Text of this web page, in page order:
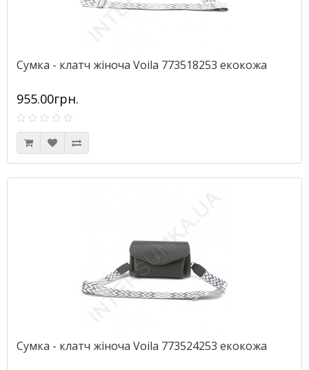
Сумка - клатч жіноча Voila 773518253 екокожа
955.00грн.
Сумка - клатч жіноча Voila 773524253 екокожа